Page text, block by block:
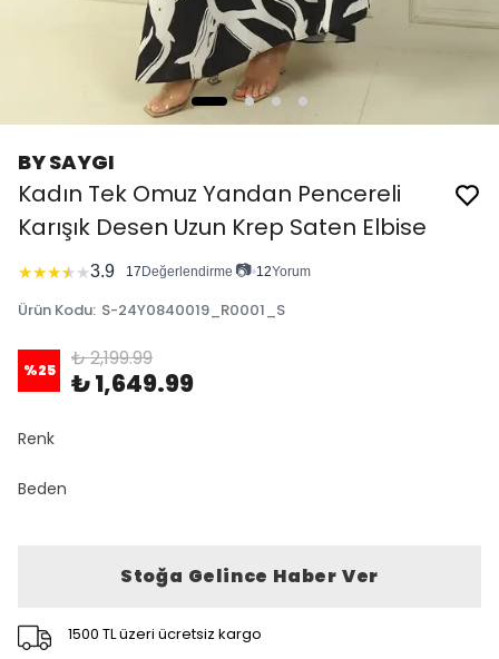
BY SAYGI
Kadın Tek Omuz Yandan Pencereli
Karışık Desen Uzun Krep Saten Elbise
★★★★★3.9 17 Değerlendirme 📷•12Yorum
Ürün Kodu: S-24Y0840019_R0001_S
%25 ₺ 2,199.99
₺ 1,649.99
Renk
Beden
Stoğa Gelince Haber Ver
1500 TL üzeri ücretsiz kargo